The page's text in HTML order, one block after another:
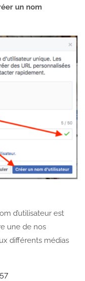
un nom
d’utilisateur est
une de nos
différents médias